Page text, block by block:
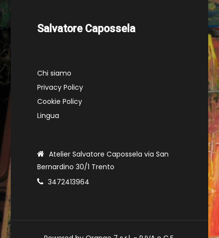
Salvatore Capossela
Chi siamo
Privacy Policy
Cookie Policy
Lingua
Atelier Salvatore Capossela via San
Bernardino 30/1 Trento
3472413964